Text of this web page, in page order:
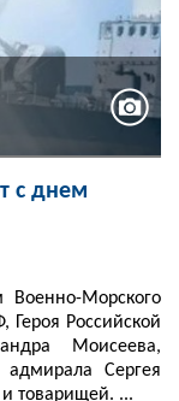
с днем
Военно-Морского
Российской
Моисеева,
Сергея
и товарищей. ...